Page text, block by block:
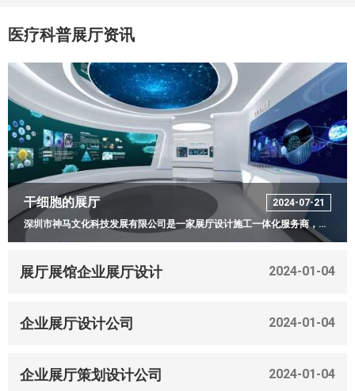
医疗科普展厅资讯
干细胞的展厅
2024-07-21
深圳市神马文化科技发展有限公司是一家展厅设计施工一体化服务商，致力于为企业、产业园、政府部门提供党建展厅、干细胞展厅、数字展馆等多媒体展览展示综合解决方案的设计、策划、研发及一体化综合服务。
展厅展馆企业展厅设计 2024-01-04
企业展厅设计公司 2024-01-04
企业展厅策划设计公司 2024-01-04